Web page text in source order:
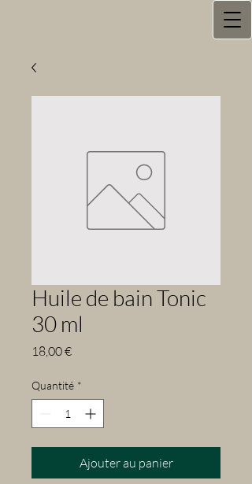
Huile de bain Tonic
30 ml
18,00 €Prix
Quantité *
Ajouter au panier